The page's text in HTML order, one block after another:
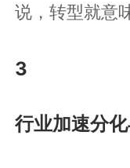
说，转型就意
3
行业加速分